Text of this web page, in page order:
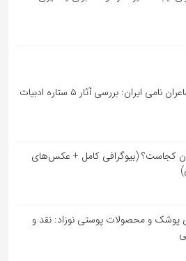
برجسته‌ترین شاعران نامی ایران: بررسی آثار ۵ ستاره ادبیات
کجاست؟ (بیوگرافی کامل + عکس‌های
پوشک و محصولات پوستی نوزاد: نقد و